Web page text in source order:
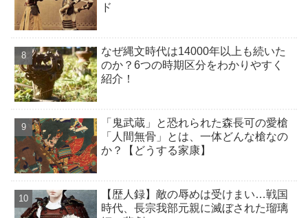
ド
なぜ縄文時代は14000年以上も続いた
のか？6つの時期区分をわかりやすく
紹介！
「鬼武蔵」と恐れられた森長可の愛槍
「人間無骨」とは、一体どんな槍なの
か？【どうする家康】
【歴人録】敵の辱めは受けまい…戦国
時代、長宗我部元親に滅ぼされた瑠璃